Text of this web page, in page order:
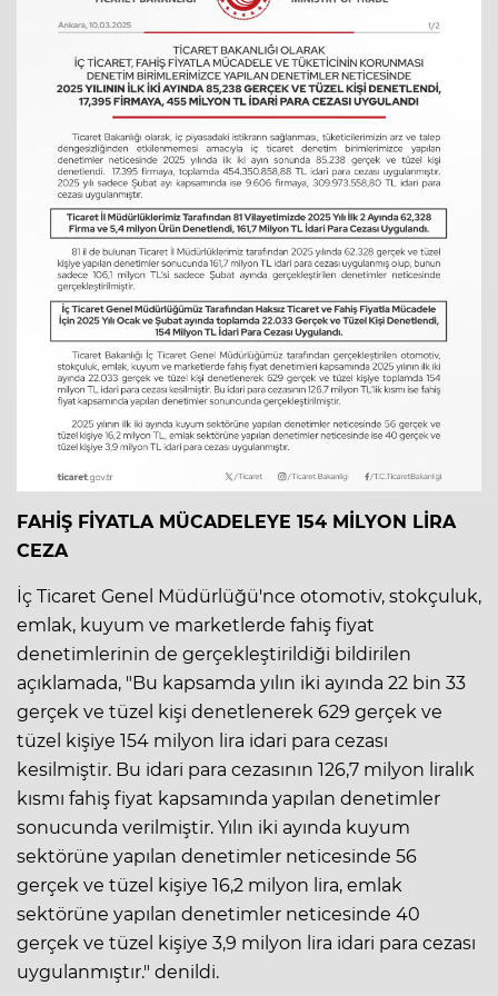
FAHİŞ FİYATLA MÜCADELEYE 154 MİLYON LİRA
CEZA
İç Ticaret Genel Müdürlüğü'nce otomotiv, stokçuluk,
emlak, kuyum ve marketlerde fahiş fiyat
denetimlerinin de gerçekleştirildiği bildirilen
açıklamada, "Bu kapsamda yılın iki ayında 22 bin 33
gerçek ve tüzel kişi denetlenerek 629 gerçek ve
tüzel kişiye 154 milyon lira idari para cezası
kesilmiştir. Bu idari para cezasının 126,7 milyon liralık
kısmı fahiş fiyat kapsamında yapılan denetimler
sonucunda verilmiştir. Yılın iki ayında kuyum
sektörüne yapılan denetimler neticesinde 56
gerçek ve tüzel kişiye 16,2 milyon lira, emlak
sektörüne yapılan denetimler neticesinde 40
gerçek ve tüzel kişiye 3,9 milyon lira idari para cezası
uygulanmıştır." denildi.